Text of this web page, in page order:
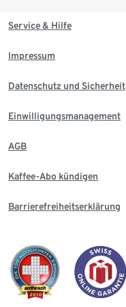
Service & Hilfe
Impressum
Datenschutz und Sicherheit
Einwilligungsmanagement
AGB
Kaffee-Abo kündigen
Barrierefreiheitserklärung